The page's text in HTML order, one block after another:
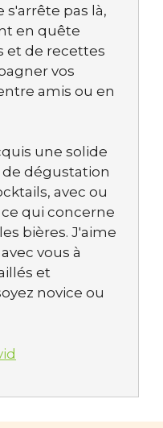
pas là,
en quête
et de recettes
vos
amis ou en
une solide
dégustation
avec ou
qui concerne
bières. J'aime
vous à
et
novice ou